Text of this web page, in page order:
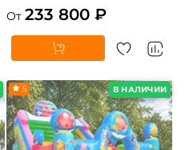
От 233 800 ₽
В НАЛИЧИИ
5